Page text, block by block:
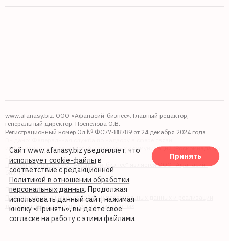
www.afanasy.biz. ООО «Афанасий-бизнес». Главный редактор,
генеральный директор: Поспелова О.В.
Регистрационный номер Эл № ФС77-88789 от 24 декабря 2024 года
Выдано: Федеральная служба по надзору в сфере связи,
информационных технологий и массовых коммуникаций (Роскомнадзор).
Правопреемником АО "Афанасий-бизнес" является ООО "Афанасий-
бизнес"
Политика обработки файлов cookie
Политика в отношении обработки персональных данных и реализации
требований к защите персональных данных
Сайт www.afanasy.biz уведомляет, что
использует cookie-файлы в
соответствие с редакционной
Политикой в отношении обработки
персональных данных. Продолжая
использовать данный сайт, нажимая
кнопку «Принять», вы даете свое
согласие на работу с этими файлами.
Принять